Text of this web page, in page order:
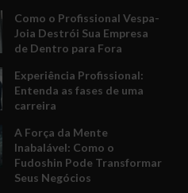
Como o Profissional Vespa-
Joia Destrói Sua Empresa
de Dentro para Fora
Experiência Profissional:
Entenda as fases de uma
carreira
A Força da Mente
Inabalável: Como o
Fudoshin Pode Transformar
Seus Negócios